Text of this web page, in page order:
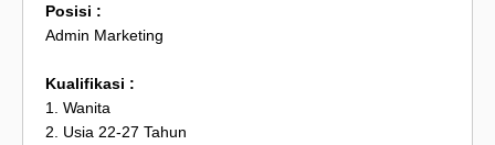
Posisi :
Admin Marketing
Kualifikasi :
1. Wanita
2. Usia 22-27 Tahun